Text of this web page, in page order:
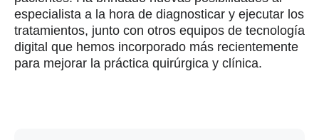
especialista a la hora de diagnosticar y ejecutar los
tratamientos, junto con otros equipos de tecnología
digital que hemos incorporado más recientemente
para mejorar la práctica quirúrgica y clínica.